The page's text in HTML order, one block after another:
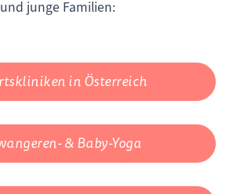
und junge Familien:
in Österreich
& Baby-Yoga